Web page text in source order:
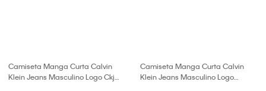
Camiseta Manga Curta Calvin
Klein Jeans Masculino Logo Ckj
Camiseta Manga Curta Calvin
Klein Jeans Masculino Logo